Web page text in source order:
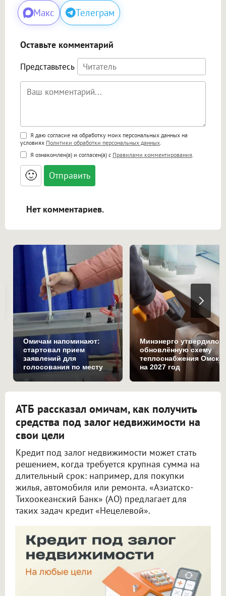
Макс Телеграм
Оставьте комментарий
Представьтесь
Поддержка HTML
<b>, <strong>, <u>, <i>, <em>, <s>, <big>,
<small>, <sup>, <sub>, <pre>, <ul>, <ol>, <li>,
<blockquote>, <code> экранирует HTML,
адреса URL автоматически становятся
ссылками, и [img]адрес[/img] будет
Я даю согласие на обработку моих персональных данных на
условиях Политики обработки персональных данных
Я ознакомлен(а) и согласен(а) с Правилами комментирования
🙂
Нет комментариев.
Омичам напоминают:
стартовал прием
заявлений для
голосования по месту
нахождения
Минэнерго утвердило
обновлённую схему
теплоснабжения Омска
на 2027 год
АТБ рассказал омичам, как получить
средства под залог недвижимости на
свои цели
Кредит под залог недвижимости может стать
решением, когда требуется крупная сумма на
длительный срок: например, для покупки
жилья, автомобиля или ремонта. «Азиатско-
Тихоокеанский Банк» (АО) предлагает для
таких задач кредит «Нецелевой».